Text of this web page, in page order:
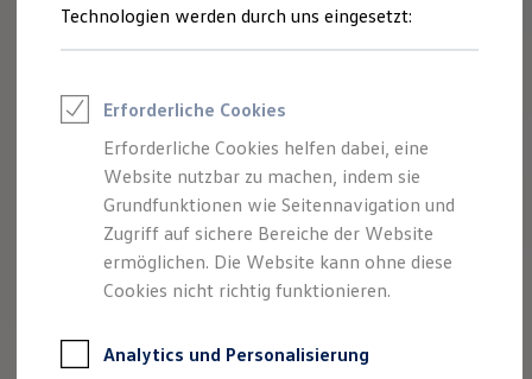
Reifenpakete
Leasing
Leasing-Angebote
Elektroauto Leasing
Kleinwagen-Leasing
Leasing ohne Anzahlung
Finanzierung
Autokredit mit Schlussrate
Versicherungen und Garantien
Kfz-Versicherung
Restschuldversicherungen
Garantien
Professional Class bei Volkswagen
Technologien werden durch uns eingesetzt:
Erforderliche Cookies
Erforderliche Cookies helfen dabei, eine
Website nutzbar zu machen, indem sie
Grundfunktionen wie Seitennavigation und
Zugriff auf sichere Bereiche der Website
ermöglichen. Die Website kann ohne diese
Cookies nicht richtig funktionieren.
Analytics und Personalisierung